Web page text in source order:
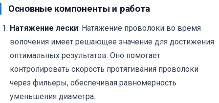
Основные компоненты и работа
Натяжение лески: Натяжение проволоки во время
волочения имеет решающее значение для достижения
оптимальных результатов. Оно помогает
контролировать скорость протягивания проволоки
через фильеры, обеспечивая равномерность
уменьшения диаметра.